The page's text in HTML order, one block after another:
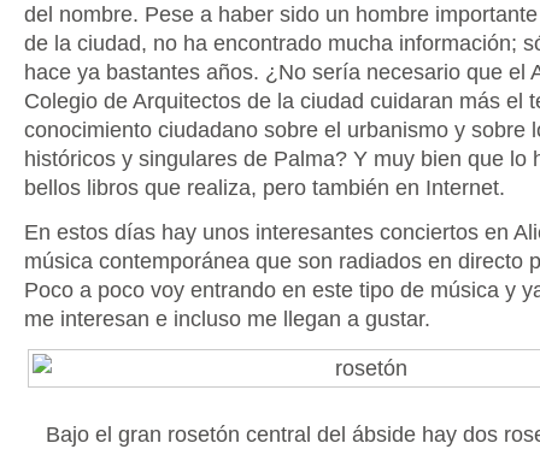
del nombre. Pese a haber sido un hombre
de la ciudad, no ha encontrado mucha información;
hace ya bastantes años. ¿No sería necesario que el
Colegio de Arquitectos de la ciudad cuidaran más el
conocimiento ciudadano sobre el urbanismo y sobre
históricos y singulares de Palma? Y muy bien que lo
bellos libros que realiza, pero también en Internet.
En estos días hay unos interesantes conciertos en
música contemporánea que son radiados en directo
Poco a poco voy entrando en este tipo de música y
me interesan e incluso me llegan a gustar.
Bajo el gran rosetón central del ábside hay dos